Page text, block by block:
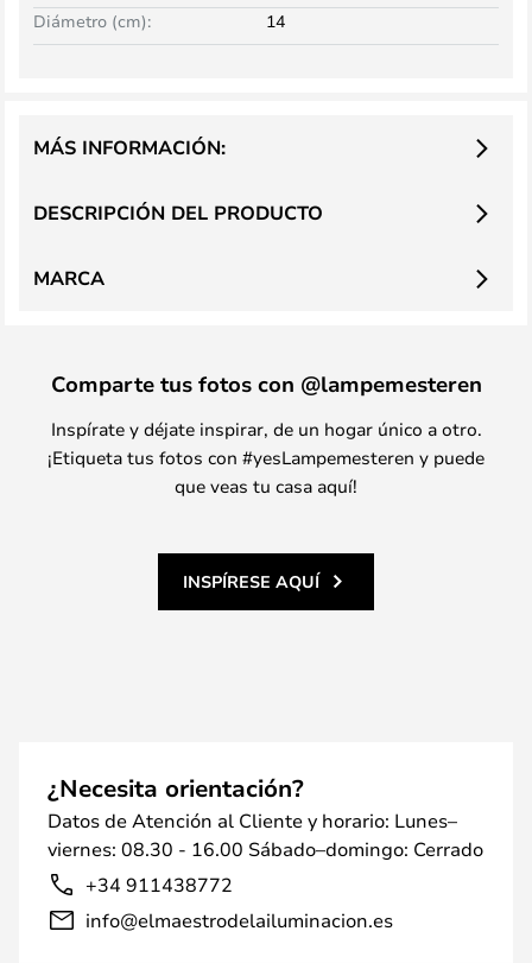
Diámetro (cm): 14
DESCRIPCIÓN DEL PRODUCTO
MÁS INFORMACIÓN:
MARCA
Comparte tus fotos con @lampemesteren
Inspírate y déjate inspirar, de un hogar único a otro.
¡Etiqueta tus fotos con #yesLampemesteren y puede
que veas tu casa aquí!
INSPÍRESE AQUÍ
¿Necesita orientación?
Datos de Atención al Cliente y horario: Lunes–
viernes: 08.30 - 16.00 Sábado–domingo: Cerrado
+34 911438772
info@elmaestrodelailuminacion.es